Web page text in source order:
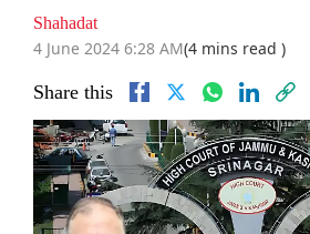
Shahadat
4 June 2024 6:28 AM(4 mins read )
Share this